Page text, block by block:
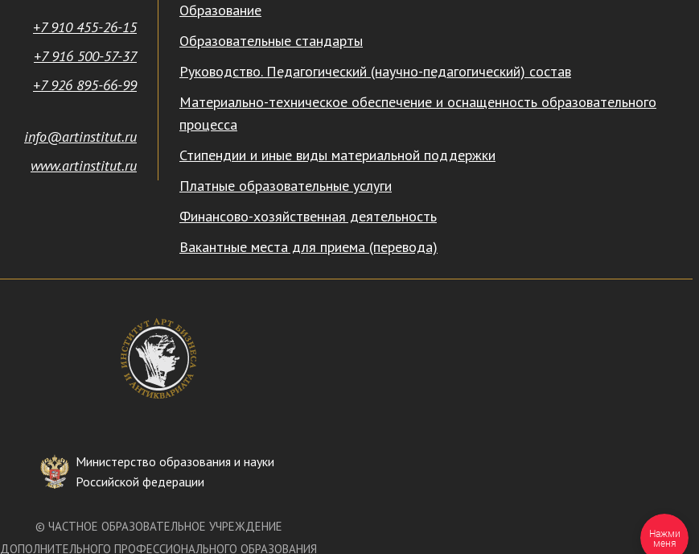
Образование
Образовательные стандарты
Руководство. Педагогический (научно-педагогический) состав
Материально-техническое обеспечение и оснащенность образовательного
процесса
Стипендии и иные виды материальной поддержки
Платные образовательные услуги
Финансово-хозяйственная деятельность
Вакантные места для приема (перевода)
+7 910 455-26-15
+7 916 500-57-37
+7 926 895-66-99
info@artinstitut.ru
www.artinstitut.ru
Министерство образования и науки
Российской федерации
© ЧАСТНОЕ ОБРАЗОВАТЕЛЬНОЕ УЧРЕЖДЕНИЕ
ДОПОЛНИТЕЛЬНОГО ПРОФЕССИОНАЛЬНОГО ОБРАЗОВАНИЯ
Нажми
меня